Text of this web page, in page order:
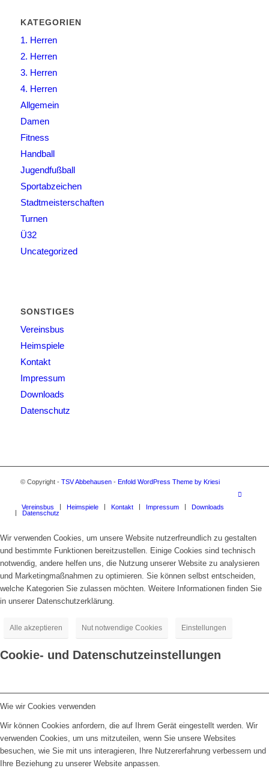
KATEGORIEN
1. Herren
2. Herren
3. Herren
4. Herren
Allgemein
Damen
Fitness
Handball
Jugendfußball
Sportabzeichen
Stadtmeisterschaften
Turnen
Ü32
Uncategorized
SONSTIGES
Vereinsbus
Heimspiele
Kontakt
Impressum
Downloads
Datenschutz
© Copyright - TSV Abbehausen- Enfold WordPress Theme by Kriesi
Vereinsbus Heimspiele Kontakt Impressum
Downloads
Datenschutz
Wir verwenden Cookies, um unsere Website nutzerfreundlich zu gestalten
und bestimmte Funktionen bereitzustellen. Einige Cookies sind technisch
notwendig, andere helfen uns, die Nutzung unserer Website zu analysieren
und Marketingmaßnahmen zu optimieren. Sie können selbst entscheiden,
welche Kategorien Sie zulassen möchten. Weitere Informationen finden Sie
in unserer Datenschutzerklärung.
Alle akzeptieren Nut notwendige Cookies Einstellungen
Cookie- und Datenschutzeinstellungen
Wie wir Cookies verwenden
Wir können Cookies anfordern, die auf Ihrem Gerät eingestellt werden. Wir
verwenden Cookies, um uns mitzuteilen, wenn Sie unsere Websites
besuchen, wie Sie mit uns interagieren, Ihre Nutzererfahrung verbessern und
Ihre Beziehung zu unserer Website anpassen.